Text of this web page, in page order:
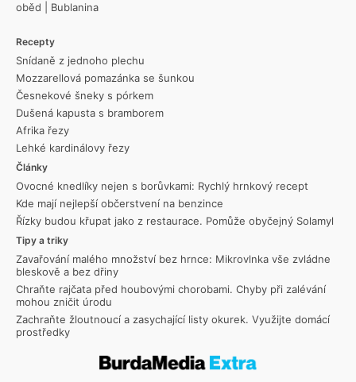
oběd
Bublanina
Recepty
Snídaně z jednoho plechu
Mozzarellová pomazánka se šunkou
Česnekové šneky s pórkem
Dušená kapusta s bramborem
Afrika řezy
Lehké kardinálovy řezy
Články
Ovocné knedlíky nejen s borůvkami: Rychlý hrnkový recept
Kde mají nejlepší občerstvení na benzince
Řízky budou křupat jako z restaurace. Pomůže obyčejný Solamyl
Tipy a triky
Zavařování malého množství bez hrnce: Mikrovlnka vše zvládne
bleskově a bez dřiny
Chraňte rajčata před houbovými chorobami. Chyby při zalévání
mohou zničit úrodu
Zachraňte žloutnoucí a zasychající listy okurek. Využijte domácí
prostředky